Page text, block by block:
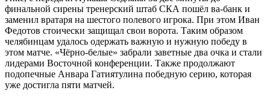
финальной сирены тренерский штаб СКА пошёл ва-банк и
заменил вратаря на шестого полевого игрока. При этом Иван
Федотов стоически защищал свои ворота. Таким образом
челябинцам удалось одержать важную и нужную победу в
этом матче. «Чёрно-белые» забрали заветные два очка и стали
лидерами Восточной конференции. Также продолжают
подопечные Анвара Гатиятулина победную серию, которая
уже достигла пяти матчей.